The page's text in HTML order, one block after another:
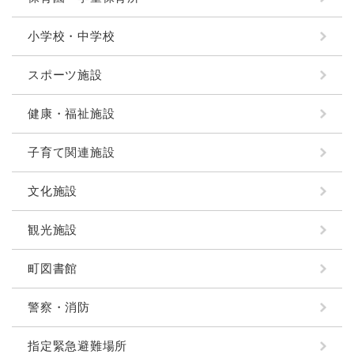
小学校・中学校
スポーツ施設
健康・福祉施設
子育て関連施設
文化施設
観光施設
町図書館
警察・消防
指定緊急避難場所